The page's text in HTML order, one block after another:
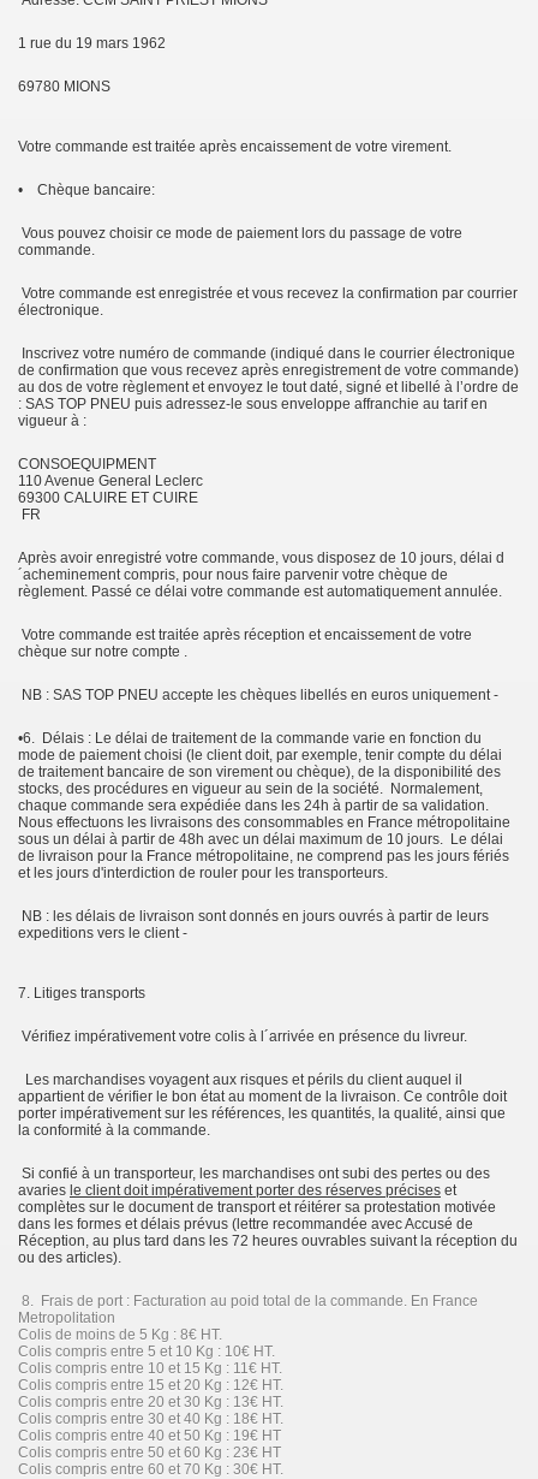
1 rue du 19 mars 1962
69780 MIONS
Votre commande est traitée après encaissement de votre virement.
• Chèque bancaire:
Vous pouvez choisir ce mode de paiement lors du passage de votre
commande.
Votre commande est enregistrée et vous recevez la confirmation par courrier
électronique.
Inscrivez votre numéro de commande (indiqué dans le courrier électronique
de confirmation que vous recevez après enregistrement de votre commande)
au dos de votre règlement et envoyez le tout daté, signé et libellé à l’ordre de
: SAS TOP PNEU puis adressez-le sous enveloppe affranchie au tarif en
vigueur à :
CONSOEQUIPMENT
110 Avenue General Leclerc
69300 CALUIRE ET CUIRE
FR
Après avoir enregistré votre commande, vous disposez de 10 jours, délai d
´acheminement compris, pour nous faire parvenir votre chèque de
règlement. Passé ce délai votre commande est automatiquement annulée.
Votre commande est traitée après réception et encaissement de votre
chèque sur notre compte .
NB : SAS TOP PNEU accepte les chèques libellés en euros uniquement -
•6. Délais : Le délai de traitement de la commande varie en fonction du
mode de paiement choisi (le client doit, par exemple, tenir compte du délai
de traitement bancaire de son virement ou chèque), de la disponibilité des
stocks, des procédures en vigueur au sein de la société. Normalement,
chaque commande sera expédiée dans les 24h à partir de sa validation.
Nous effectuons les livraisons des consommables en France métropolitaine
sous un délai à partir de 48h avec un délai maximum de 10 jours. Le délai
de livraison pour la France métropolitaine, ne comprend pas les jours fériés
et les jours d'interdiction de rouler pour les transporteurs.
NB : les délais de livraison sont donnés en jours ouvrés à partir de leurs
expeditions vers le client -
7. Litiges transports
Vérifiez impérativement votre colis à l´arrivée en présence du livreur.
Les marchandises voyagent aux risques et périls du client auquel il
appartient de vérifier le bon état au moment de la livraison. Ce contrôle doit
porter impérativement sur les références, les quantités, la qualité, ainsi que
la conformité à la commande.
Si confié à un transporteur, les marchandises ont subi des pertes ou des
avaries le client doit impérativement porter des réserves précises et
complètes sur le document de transport et réitérer sa protestation motivée
dans les formes et délais prévus (lettre recommandée avec Accusé de
Réception, au plus tard dans les 72 heures ouvrables suivant la réception du
ou des articles).
8. Frais de port : Facturation au poid total de la commande. En France
Metropolitation
Colis de moins de 5 Kg : 8€ HT.
Colis compris entre 5 et 10 Kg : 10€ HT.
Colis compris entre 10 et 15 Kg : 11€ HT.
Colis compris entre 15 et 20 Kg : 12€ HT.
Colis compris entre 20 et 30 Kg : 13€ HT.
Colis compris entre 30 et 40 Kg : 18€ HT.
Colis compris entre 40 et 50 Kg : 19€ HT
Colis compris entre 50 et 60 Kg : 23€ HT
Colis compris entre 60 et 70 Kg : 30€ HT.